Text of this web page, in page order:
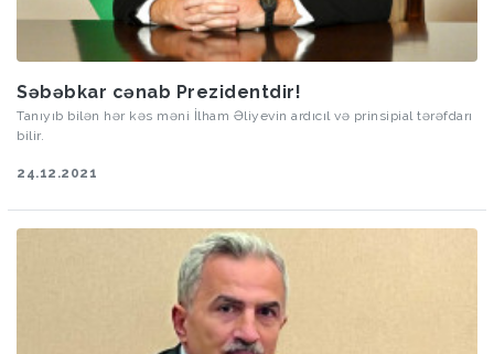
Səbəbkar cənab Prezidentdir!
Tanıyıb bilən hər kəs məni İlham Əliyevin ardıcıl və prinsipial tərəfdarı
bilir.
24.12.2021